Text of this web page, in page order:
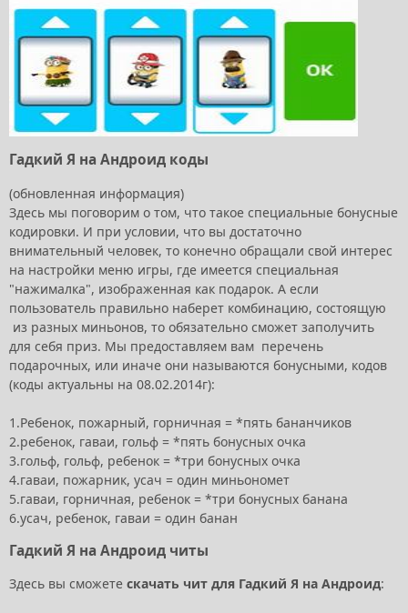
Гадкий Я на Андроид коды
(обновленная информация)
Здесь мы поговорим о том, что такое специальные бонусные
кодировки. И при условии, что вы достаточно
внимательный человек, то конечно обращали свой интерес
на настройки меню игры, где имеется специальная
"нажималка", изображенная как подарок. А если
пользователь правильно наберет комбинацию, состоящую
из разных миньонов, то обязательно сможет заполучить
для себя приз. Мы предоставляем вам перечень
подарочных, или иначе они называются бонусными, кодов
(коды актуальны на 08.02.2014г):
1.Ребенок, пожарный, горничная = *пять бананчиков
2.ребенок, гаваи, гольф = *пять бонусных очка
3.гольф, гольф, ребенок = *три бонусных очка
4.гаваи, пожарник, усач = один миньономет
5.гаваи, горничная, ребенок = *три бонусных банана
6.усач, ребенок, гаваи = один банан
Гадкий Я на Андроид читы
Здесь вы сможете скачать чит для Гадкий Я на Андроид: